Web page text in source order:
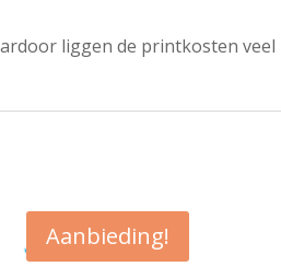
liggen de printkosten
Aanbieding!